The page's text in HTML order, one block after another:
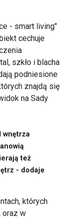
- smart living"
cechuje
szkło i blacha
podniesione
znajdą się
na Sady
wnętrza
też
- dodaje
których
oraz w